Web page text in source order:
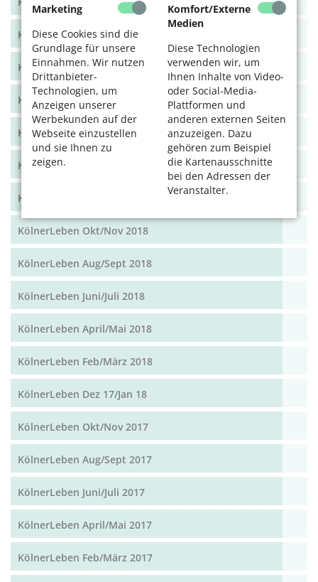
Marketing
Diese Cookies sind die
Grundlage für unsere
Einnahmen. Wir nutzen
Drittanbieter-
Technologien, um
Anzeigen unserer
Werbekunden auf der
Webseite einzustellen
und sie Ihnen zu
zeigen.
Komfort/Externe
Medien
Diese Technologien
verwenden wir, um
Ihnen Inhalte von Video-
oder Social-Media-
Plattformen und
anderen externen Seiten
anzuzeigen. Dazu
gehören zum Beispiel
die Kartenausschnitte
bei den Adressen der
Veranstalter.
KölnerLeben Okt/Nov 19
KölnerLeben Aug/Sept 2019
KölnerLeben Juni/Juli 2019
KölnerLeben April/Mai 2019
KölnerLeben Feb/März 2019
KölnerLeben Dez 18/Jan 19
KölnerLeben Okt/Nov 2018
KölnerLeben Aug/Sept 2018
KölnerLeben Juni/Juli 2018
KölnerLeben April/Mai 2018
KölnerLeben Feb/März 2018
KölnerLeben Dez 17/Jan 18
KölnerLeben Okt/Nov 2017
KölnerLeben Aug/Sept 2017
KölnerLeben Juni/Juli 2017
KölnerLeben April/Mai 2017
KölnerLeben Feb/März 2017